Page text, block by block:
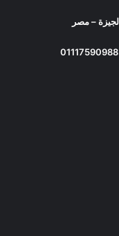
01117590988